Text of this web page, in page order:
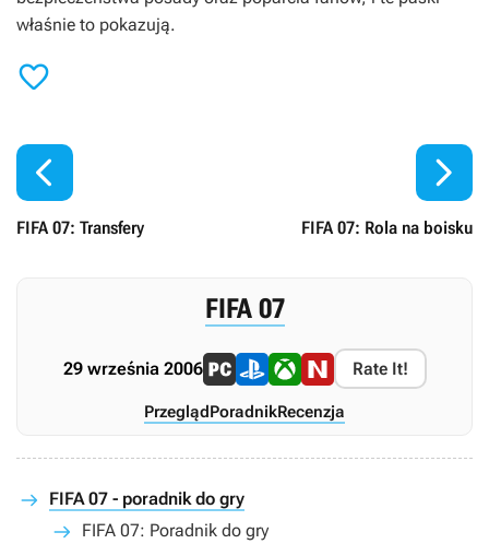
właśnie to pokazują.


FIFA 07: Transfery FIFA 07: Rola na boisku

FIFA 07
29 września 2006 Rate It!
PrzeglądPoradnikRecenzja
FIFA 07 - poradnik do gry
FIFA 07: Poradnik do gry